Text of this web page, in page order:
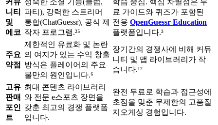
니티
및
에코
파티), 강력한 스트리머
통합(ChatGuessr), 공식 제
작자 프로그램.²⁵
료 가이드와 퀴즈가 포함된
전용 OpenGuessr Education
플랫폼입니다.³
주요
약점
제한적인 유료화 및 논란
의 여지가 있는 수익 창출
방식은 플레이어의 주요
불만의 원인입니다.⁶
장기간의 경쟁사에 비해 커뮤
니티 및 맵 라이브러리가 작
습니다.¹²
고유
판매
포인
트
최대 콘텐츠 라이브러리
와 전문 e스포츠 장면을
갖춘 최고의 경쟁 플랫폼
입니다.
완전 무료로 학습과 접근성에
초점을 맞춘 무제한의 고품질
지오게싱 경험입니다.